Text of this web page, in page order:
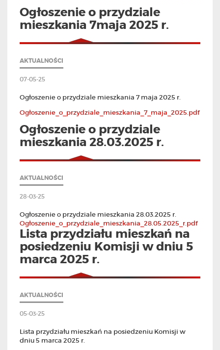
Ogłoszenie o przydziale
mieszkania 7maja 2025 r.
AKTUALNOŚCI
07-05-25
Ogłoszenie o przydziale mieszkania 7 maja 2025 r.
Ogłoszenie_o_przydziale_mieszkania_7_maja_2025.pdf
Ogłoszenie o przydziale
mieszkania 28.03.2025 r.
AKTUALNOŚCI
28-03-25
Ogłoszenie o przydziale mieszkania 28.03.2025 r.
Ogłoszenie_o_przydziale_mieszkania_28.05.2025_r.pdf
Lista przydziału mieszkań na
posiedzeniu Komisji w dniu 5
marca 2025 r.
AKTUALNOŚCI
05-03-25
Lista przydziału mieszkań na posiedzeniu Komisji w
dniu 5 marca 2025 r.